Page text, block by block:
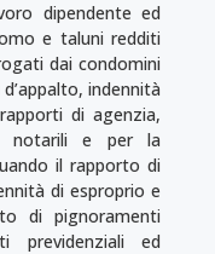
dipendente ed
e taluni redditi
dai condomini
indennità
di agenzia,
notarili e per la
il rapporto di
di esproprio e
di pignoramenti
previdenziali ed